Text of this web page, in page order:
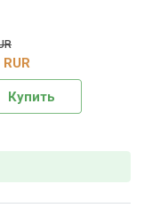
Купить